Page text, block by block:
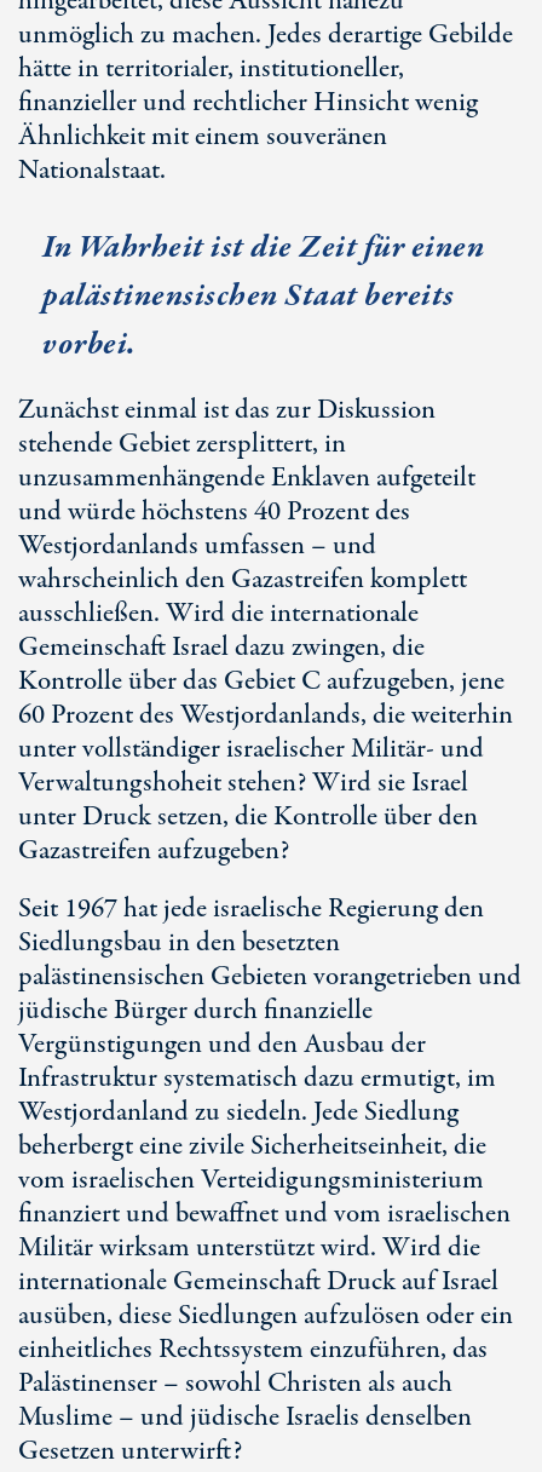
unmöglich zu machen. Jedes derartige Gebilde
hätte in territorialer, institutioneller,
finanzieller und rechtlicher Hinsicht wenig
Ähnlichkeit mit einem souveränen
Nationalstaat.
In Wahrheit ist die Zeit für einen
palästinensischen Staat bereits
vorbei.
Zunächst einmal ist das zur Diskussion
stehende Gebiet zersplittert, in
unzusammenhängende Enklaven aufgeteilt
und würde höchstens40 Prozentdes
Westjordanlands umfassen – und
wahrscheinlich den Gazastreifen komplett
ausschließen. Wird die internationale
Gemeinschaft Israel dazu zwingen, die
Kontrolle über das Gebiet Caufzugeben, jene
60 Prozentdes Westjordanlands, die weiterhin
unter vollständiger israelischer Militär- und
Verwaltungshoheit stehen? Wird sie Israel
unter Druck setzen, die Kontrolle über den
Gazastreifen aufzugeben?
Seit 1967 hat jede israelische Regierung den
Siedlungsbau in den besetzten
palästinensischen Gebieten vorangetrieben und
jüdische Bürger durch finanzielle
Vergünstigungen und den Ausbau der
Infrastruktur systematisch dazu ermutigt, im
Westjordanland zu siedeln. Jede Siedlung
beherbergt eine zivile Sicherheitseinheit, die
vom israelischen Verteidigungsministerium
finanziert und bewaffnet und vom israelischen
Militär wirksam unterstützt wird. Wird die
internationale Gemeinschaft Druck auf Israel
ausüben, diese Siedlungen aufzulösen oder ein
einheitliches Rechtssystem einzuführen, das
Palästinenser – sowohl Christen als auch
Muslime – und jüdische Israelis denselben
Gesetzen unterwirft?